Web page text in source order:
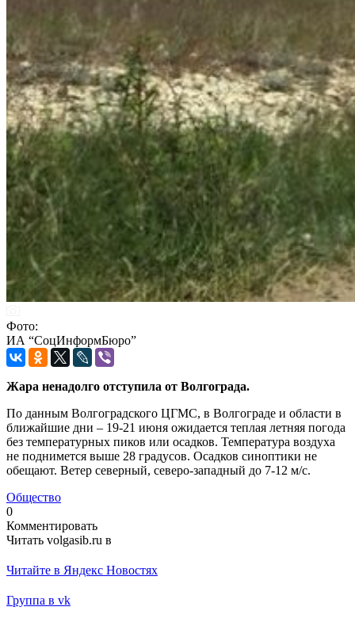
Фото:
ИА “СоцИнформБюро”
Жара ненадолго отступила от Волгограда.
По данным Волгоградского ЦГМС, в Волгограде и области в
ближайшие дни – 19-21 июня ожидается теплая летняя погода
без температурных пиков или осадков. Температура воздуха
не поднимется выше 28 градусов. Осадков синоптики не
обещают. Ветер северный, северо-западный до 7-12 м/с.
Общество
0
Комментировать
Читать volgasib.ru в
Читайте в Яндекс Новостях
Группа в vk